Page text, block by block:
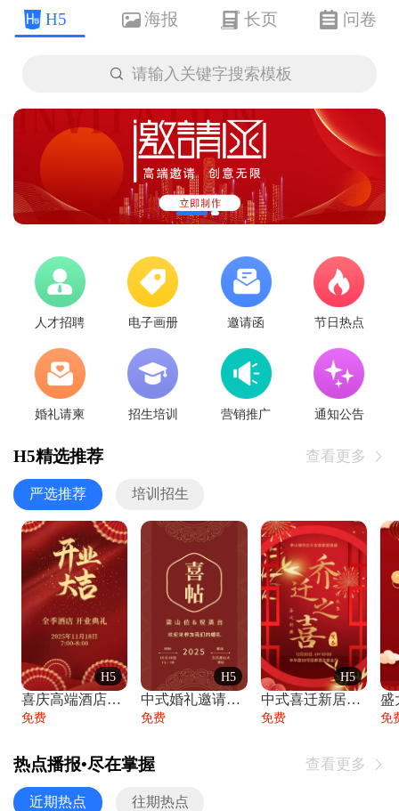
H5 海报 长页 问卷
 请输入关键字搜索模板
人才招聘 电子画册 邀请函 节日热点
婚礼请柬 招生培训 营销推广 通知公告
H5精选推荐 查看更多 
严选推荐 培训招生
H5
喜庆高端酒店开业大吉邀请函
免费
H5
中式婚礼邀请函中国风传统复古婚礼请柬请帖
免费
H5
中式喜迁新居乔迁之喜邀请函宴会请帖
免费 免
热点播报•尽在掌握 查看更多 
近期热点 往期热点